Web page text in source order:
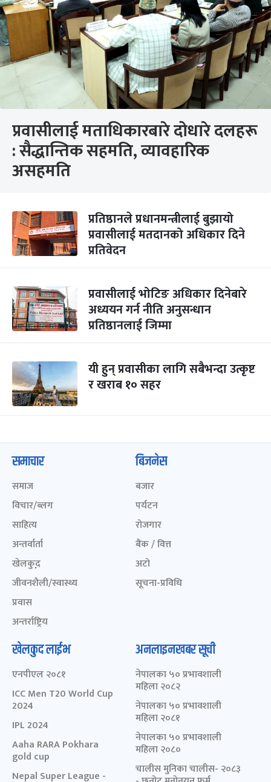
प्रवासीलाई मताधिकारबारे दोधारे दलहरू
: सैद्धान्तिक सहमति, व्यावहारिक
असहमति
प्रतिष्ठानले प्रधानमन्त्रीलाई बुझायो
प्रवासीलाई मतदानको अधिकार दिने
प्रतिवेदन
प्रवासीलाई भोटिङ अधिकार दिनेबारे
अध्ययन गर्न नीति अनुसन्धान
प्रतिष्ठानलाई जिम्मा
यी हुन् प्रवासीका लागि सबैभन्दा उत्कृष्ट
र खराब १० सहर
समाचार
समाज
विचार/ब्लग
साहित्य
अन्तर्वार्ता
खेलकुद़़
जीवनशैली/स्वास्थ्य
प्रवास
अन्तर्राष्ट्रिय
बिजनेस
बजार
पर्यटन
रोजगार
बैंक / वित्त
अटो
सूचना-प्रविधि
खेलकुद लाईभ
एनपीएल २०८१
ICC Men T20 World Cup
2024
IPL 2024
Aaha RARA Pokhara
gold cup
Nepal Super League -
अनलाइनखबर सूची
नेपालका ५० प्रभावशाली
महिला २०८२
नेपालका ५० प्रभावशाली
महिला २०८१
नेपालका ५० प्रभावशाली
महिला २०८०
चालीस मुनिका चालीस- २०८३